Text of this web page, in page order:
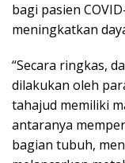
bagi pasien
meningkatkan
“Secara ringkas,
dilakukan oleh
tahajud memiliki
antaranya
bagian tubuh,